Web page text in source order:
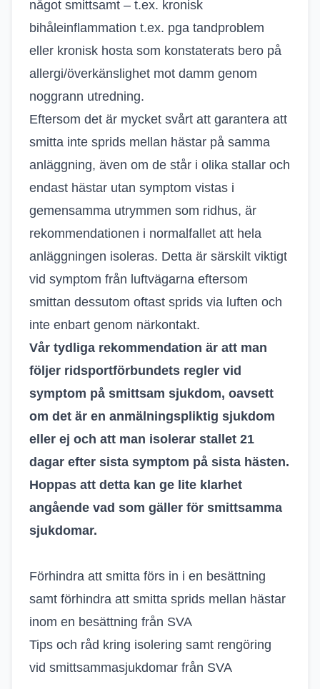
något smittsamt – t.ex. kronisk
bihåleinflammation t.ex. pga tandproblem
eller kronisk hosta som konstaterats bero på
allergi/överkänslighet mot damm genom
noggrann utredning.
Eftersom det är mycket svårt att garantera att
smitta inte sprids mellan hästar på samma
anläggning, även om de står i olika stallar och
endast hästar utan symptom vistas i
gemensamma utrymmen som ridhus, är
rekommendationen i normalfallet att hela
anläggningen isoleras. Detta är särskilt viktigt
vid symptom från luftvägarna eftersom
smittan dessutom oftast sprids via luften och
inte enbart genom närkontakt.
Vår tydliga rekommendation är att man
följer ridsportförbundets regler vid
symptom på smittsam sjukdom, oavsett
om det är en anmälningspliktig sjukdom
eller ej och att man isolerar stallet 21
dagar efter sista symptom på sista hästen.
Hoppas att detta kan ge lite klarhet
angående vad som gäller för smittsamma
sjukdomar.
Förhindra att smitta förs in i en besättning
samt förhindra att smitta sprids mellan hästar
inom en besättning från SVA
Tips och råd kring isolering samt rengöring
vid smittsammasjukdomar från SVA